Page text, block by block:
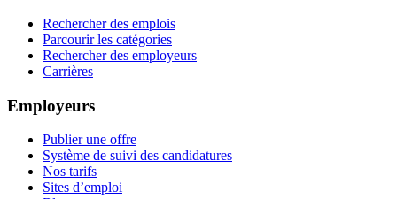
Rechercher des emplois
Parcourir les catégories
Rechercher des employeurs
Carrières
Employeurs
Publier une offre
Système de suivi des candidatures
Nos tarifs
Sites d’emploi